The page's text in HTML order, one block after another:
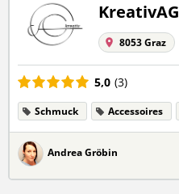
KreativAG
8053 Graz
5,0 (3)
Schmuck Accessoires
Andrea Gröbin